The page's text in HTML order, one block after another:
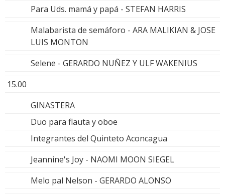
Para Uds. mamá y papá - STEFAN HARRIS
Malabarista de semáforo - ARA MALIKIAN & JOSE
LUIS MONTON
Selene - GERARDO NUÑEZ Y ULF WAKENIUS
15.00
GINASTERA
Duo para flauta y oboe
Integrantes del Quinteto Aconcagua
Jeannine's Joy - NAOMI MOON SIEGEL
Melo pal Nelson - GERARDO ALONSO